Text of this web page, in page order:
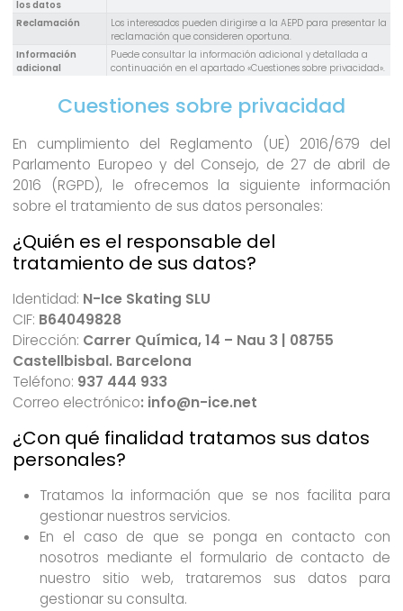
los datos
Reclamación
Los interesados pueden dirigirse a la AEPD para presentar la
reclamación que consideren oportuna.
Información
adicional
Puede consultar la información adicional y detallada a
continuación en el apartado «Cuestiones sobre privacidad».
Cuestiones sobre privacidad
En cumplimiento del Reglamento (UE) 2016/679 del
Parlamento Europeo y del Consejo, de 27 de abril de
2016 (RGPD), le ofrecemos la siguiente información
sobre el tratamiento de sus datos personales:
¿Quién es el responsable del
tratamiento de sus datos?
Identidad: N-Ice Skating SLU
CIF: B64049828
Dirección: Carrer Química, 14 – Nau 3 | 08755
Castellbisbal. Barcelona
Teléfono: 937 444 933
Correo electrónico: info@n-ice.net
¿Con qué finalidad tratamos sus datos
personales?
Tratamos la información que se nos facilita para
gestionar nuestros servicios.
En el caso de que se ponga en contacto con
nosotros mediante el formulario de contacto de
nuestro sitio web, trataremos sus datos para
gestionar su consulta.